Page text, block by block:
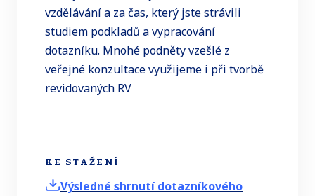
vzdělávání a za čas, který jste strávili
studiem podkladů a vypracování
dotazníku. Mnohé podněty vzešlé z
veřejné konzultace využijeme i při tvorbě
revidovaných RV
KE STAŽENÍ
Výsledné shrnutí dotazníkového